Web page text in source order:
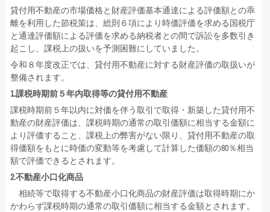
貸付用不動産の市場価格と財産評価基本通達による評価額との乖
離を利用した節税策は、総則６項により時価評価を求める国税庁
と通達評価額による評価を求める納税者との間で訴訟を多数引き
起こし、課税上の扱いを予測困難にしていました。
令和８年度改正では、貸付用不動産に対する財産評価の取扱いが
整備されます。
1.課税時期前５年内取得等の貸付用不動産
課税時期前５年以内に対価を伴う取引で取得・新築した貸付用不
動産の財産評価は、課税時期の通常の取引価額に相当する金額に
より評価すること、課税上の弊害がない限り、貸付用不動産の取
得価額をもとに時価の変動等を考慮して計算した価額の80％相当
額で評価できるとされます。
2.不動産小口化商品
相続等で取得する不動産小口化商品の財産評価は取得時期にか
かわらず課税時期の通常の取引価額に相当する金額とされます。